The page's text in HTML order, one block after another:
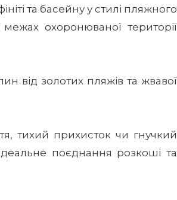
та басейну у стилі пляжного
охоронюваної території
від золотих пляжів та жвавої
тихий прихисток чи гнучкий
поєднання розкоші та